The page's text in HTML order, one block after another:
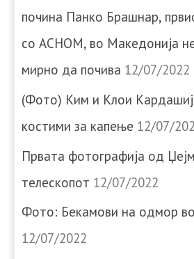
почина Панко Брашнар,
со АСНОМ, во Македонија
мирно да почива 12/07/2022
(Фото) Ким и Клои
костими за капење 12/07/
Првата фотографија од
телескопот 12/07/2022
Фото: Бекамови на одмор
12/07/2022